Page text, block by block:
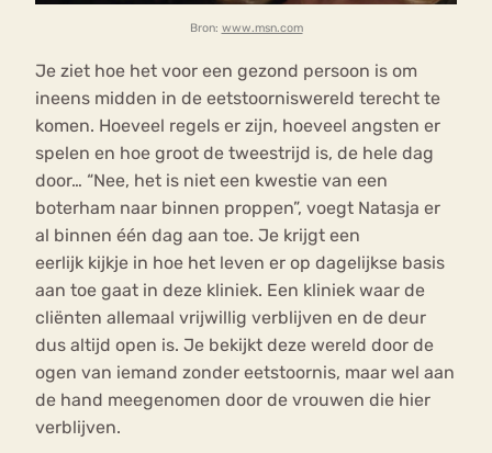
Bron: www.msn.com
Je ziet hoe het voor een gezond persoon is om
ineens midden in de eetstoorniswereld terecht te
komen. Hoeveel regels er zijn, hoeveel angsten er
spelen en hoe groot de tweestrijd is, de hele dag
door… “Nee, het is niet een kwestie van een
boterham naar binnen proppen”, voegt Natasja er
al binnen één dag aan toe. Je krijgt een
eerlijk kijkje in hoe het leven er op dagelijkse basis
aan toe gaat in deze kliniek. Een kliniek waar de
cliënten allemaal vrijwillig verblijven en de deur
dus altijd open is. Je bekijkt deze wereld door de
ogen van iemand zonder eetstoornis, maar wel aan
de hand meegenomen door de vrouwen die hier
verblijven.